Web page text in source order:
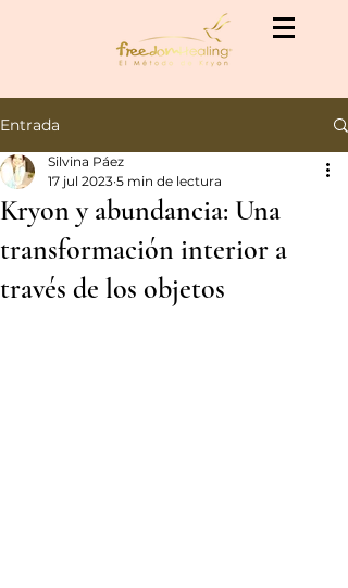
Entrada
Kryon y abundancia: Una
transformación interior a
través de los objetos
Silvina Páez
17 jul 2023 5 min de lectura